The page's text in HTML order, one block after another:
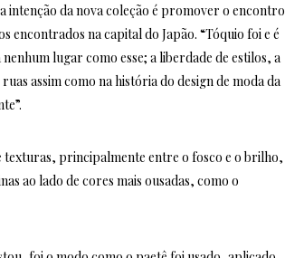
da nova coleção é promover o encontro
encontrados na capital do Japão. “Tóquio foi e é
lugar como esse; a liberdade de estilos, a
assim como na história do design de moda da
texturas, principalmente entre o fosco e o brilho,
ao lado de cores mais ousadas, como o